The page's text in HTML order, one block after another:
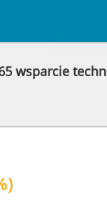
wsparcie